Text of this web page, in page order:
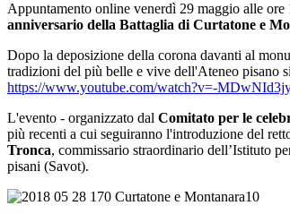
Appuntamento online venerdì 29 maggio alle ore
anniversario della Battaglia di Curtatone e
Dopo la deposizione della corona davanti al
tradizioni del più belle e vive dell'Ateneo pisano
https://www.youtube.com/watch?v=-
L'evento - organizzato dal Comitato per le
più recenti a cui seguiranno l'introduzione del
Tronca, commissario straordinario dell’Istituto
pisani (Savot).